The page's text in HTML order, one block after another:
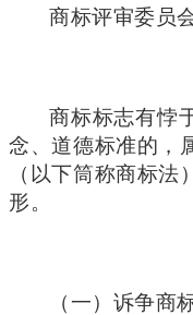
商标评审委员
商标标志有悖
念、道德标准的，
（以下筒称商标
形。
（一）诉争商